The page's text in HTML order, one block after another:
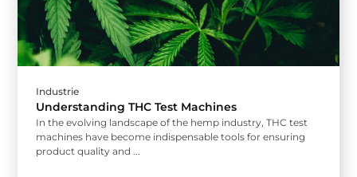
Industrie
Understanding THC Test Machines
In the evolving landscape of the hemp industry, THC test
machines have become indispensable tools for ensuring
product quality and ...